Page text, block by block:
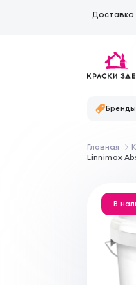
Доставка
Бренды
Главная
Linnimax
В